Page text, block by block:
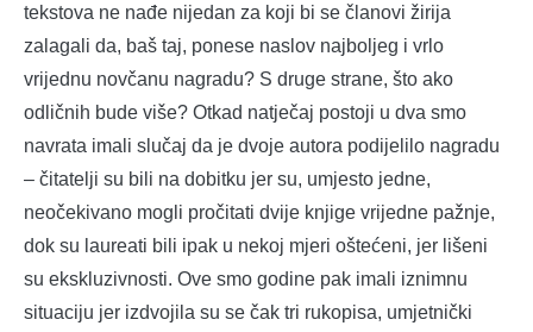
tekstova ne nađe nijedan za koji bi se članovi žirija
zalagali da, baš taj, ponese naslov najboljeg i vrlo
vrijednu novčanu nagradu? S druge strane, što ako
odličnih bude više? Otkad natječaj postoji u dva smo
navrata imali slučaj da je dvoje autora podijelilo nagradu
– čitatelji su bili na dobitku jer su, umjesto jedne,
neočekivano mogli pročitati dvije knjige vrijedne pažnje,
dok su laureati bili ipak u nekoj mjeri oštećeni, jer lišeni
su ekskluzivnosti. Ove smo godine pak imali iznimnu
situaciju jer izdvojila su se čak tri rukopisa, umjetnički